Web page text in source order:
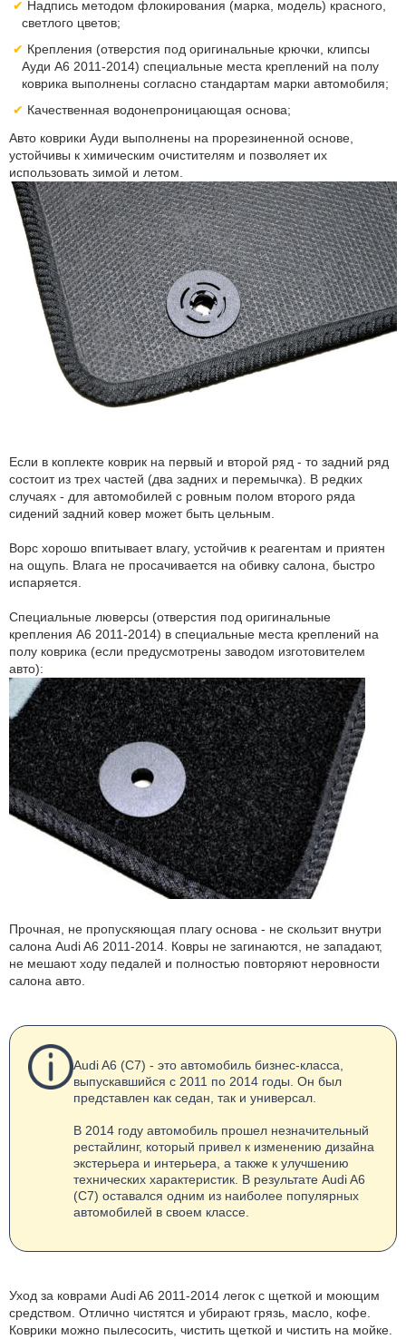
Надпись методом флокирования (марка, модель) красного,
светлого цветов;
Крепления (отверстия под оригинальные крючки, клипсы
Ауди А6 2011-2014) специальные места креплений на полу
коврика выполнены согласно стандартам марки автомобиля;
Качественная водонепроницающая основа;
Авто коврики Ауди выполнены на прорезиненной основе,
устойчивы к химическим очистителям и позволяет их
использовать зимой и летом.
Если в коплекте коврик на первый и второй ряд - то задний ряд
состоит из трех частей (два задних и перемычка). В редких
случаях - для автомобилей с ровным полом второго ряда
сидений задний ковер может быть цельным.
Ворс хорошо впитывает влагу, устойчив к реагентам и приятен
на ощупь. Влага не просачивается на обивку салона, быстро
испаряется.
Специальные люверсы (отверстия под оригинальные
крепления А6 2011-2014) в специальные места креплений на
полу коврика (если предусмотрены заводом изготовителем
авто):
Прочная, не пропускяющая плагу основа - не скользит внутри
салона Audi A6 2011-2014. Ковры не загинаются, не западают,
не мешают ходу педалей и полностью повторяют неровности
салона авто.
Audi A6 (C7) - это автомобиль бизнес-класса,
выпускавшийся с 2011 по 2014 годы. Он был
представлен как седан, так и универсал.
В 2014 году автомобиль прошел незначительный
рестайлинг, который привел к изменению дизайна
экстерьера и интерьера, а также к улучшению
технических характеристик. В результате Audi A6
(C7) оставался одним из наиболее популярных
автомобилей в своем классе.
Уход за коврами Audi A6 2011-2014 легок с щеткой и моющим
средством. Отлично чистятся и убирают грязь, масло, кофе.
Коврики можно пылесосить, чистить щеткой и чистить на мойке.